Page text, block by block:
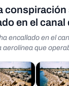
conspiración
en el canal
encallado en el
aerolínea que